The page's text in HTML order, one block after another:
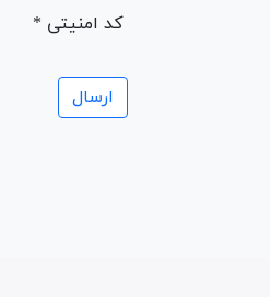
* کد امنیتی